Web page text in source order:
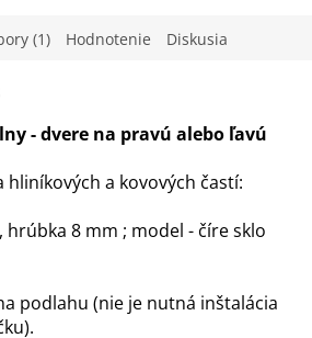
(1) Hodnotenie Diskusia
- dvere na pravú alebo ľavú
hliníkových a kovových častí:
hrúbka 8 mm ; model - číre sklo
podlahu (nie je nutná inštalácia